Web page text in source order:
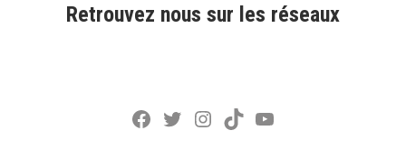
Retrouvez nous sur les réseaux
Facebook
Twitter
Instagram
TikTokYouTube